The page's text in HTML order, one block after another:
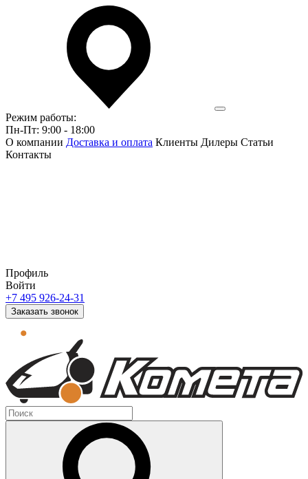
Режим работы:
Пн-Пт: 9:00 - 18:00
О компании Доставка и оплата Клиенты Дилеры Статьи
Контакты
Профиль
Войти
+7 495 926-24-31
Заказать звонок